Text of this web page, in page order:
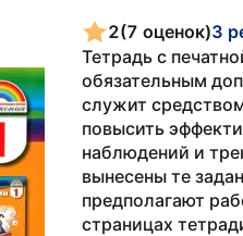
2(7 оценок)3
Тетрадь с
обязательным
служит
повысить
наблюдений и
вынесены те
предполагают
страницах